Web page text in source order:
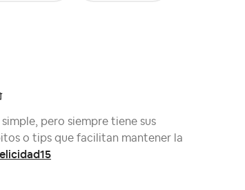
pero siempre tiene sus
o tips que facilitan mantener la